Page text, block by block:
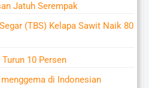
Jatuh Serempak
(TBS) Kelapa Sawit Naik 80
10 Persen
di Indonesian